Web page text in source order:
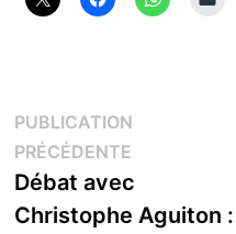
Navigation
de
l’article
PUBLICATION
PRÉCÉDENTEPublication
précédente :
Débat avec
Christophe Aguiton :